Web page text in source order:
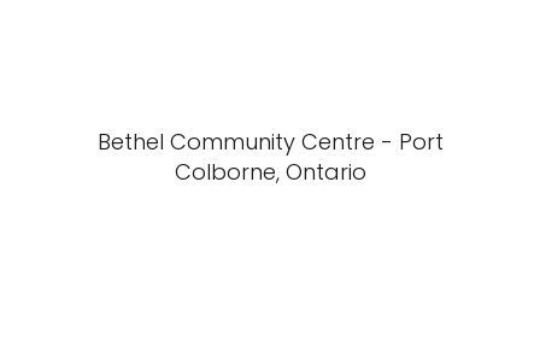
Bethel Community Centre - Port
Colborne, Ontario